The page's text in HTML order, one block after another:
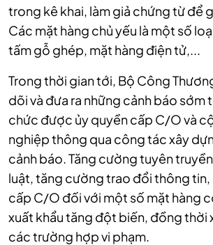
trong kê khai, làm giả chứng từ để
Các mặt hàng chủ yếu là một số
tấm gỗ ghép, mặt hàng điện tử,...
Trong thời gian tới, Bộ Công
dõi và đưa ra những cảnh báo sớm
chức được ủy quyền cấp C/O và
nghiệp thông qua công tác xây
cảnh báo. Tăng cường tuyên
luật, tăng cường trao đổi thông tin,
cấp C/O đối với một số mặt hàng
xuất khẩu tăng đột biến, đồng thời
các trường hợp vi phạm.